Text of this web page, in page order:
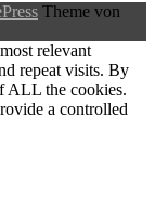
Theme von
relevant
repeat visits. By
ALL the cookies.
a controlled